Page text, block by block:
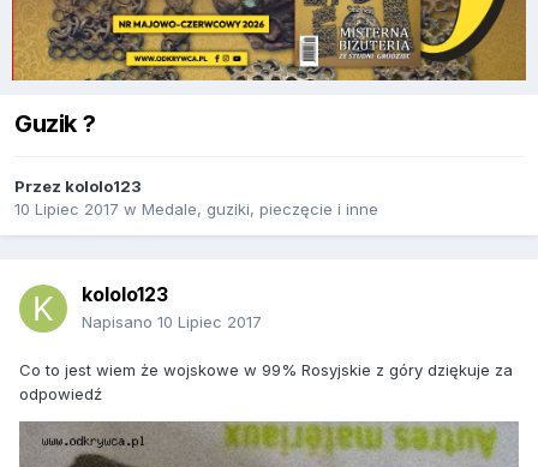
Guzik ?
Przez kololo123
10 Lipiec 2017 w Medale, guziki, pieczęcie i inne
kololo123
Napisano 10 Lipiec 2017
Co to jest wiem że wojskowe w 99% Rosyjskie z góry dziękuje za
odpowiedź